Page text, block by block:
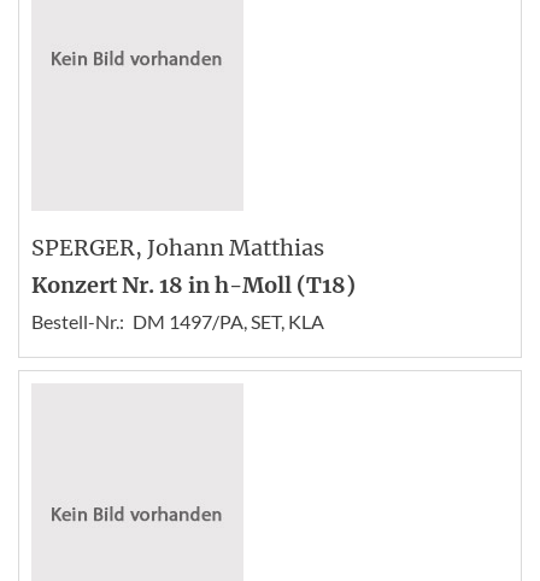
SPERGER, Johann Matthias
Konzert Nr. 18 in h-Moll (T18)
Bestell-Nr.: DM 1497/PA, SET, KLA